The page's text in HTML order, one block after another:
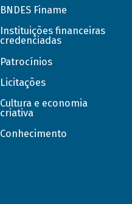
BNDES Finame
Instituições financeiras
credenciadas
Patrocínios
Licitações
Cultura e economia
criativa
Conhecimento